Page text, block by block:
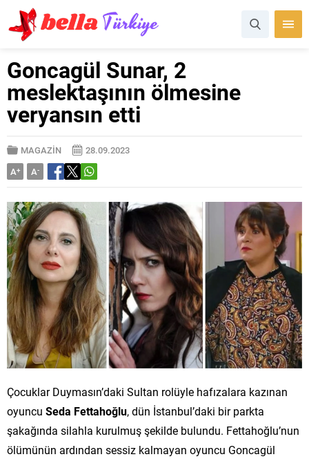
Goncagül Sunar, 2
meslektaşının ölmesine
veryansın etti
MAGAZİN
28.09.2023
A+ A-
Çocuklar Duymasın’daki Sultan rolüyle hafızalara kazınan
oyuncu Seda Fettahoğlu, dün İstanbul’daki bir parkta
şakağında silahla kurulmuş şekilde bulundu. Fettahoğlu’nun
ölümünün ardından sessiz kalmayan oyuncu Goncagül